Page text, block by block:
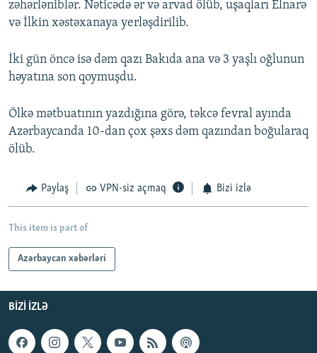
zəhərləniblər. Nəticədə ər və arvad ölüb, uşaqları Elnarə
və İlkin xəstəxanaya yerləşdirilib.
İki gün öncə isə dəm qazı Bakıda ana və 3 yaşlı oğlunun
həyatına son qoymuşdu.
Ölkə mətbuatının yazdığına görə, təkcə fevral ayında
Azərbaycanda 10-dan çox şəxs dəm qazından boğularaq
ölüb.
Paylaş VPN-siz açmaq Bizi izlə
This item is part of
Azərbaycan xəbərləri
BIZI IZLƏ